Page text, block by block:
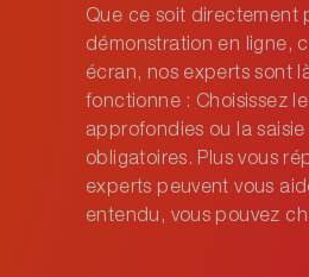
Que ce soit directement
démonstration en ligne,
écran, nos experts sont
fonctionne : Choisissez
approfondies ou la
obligatoires. Plus vous
experts peuvent vous
entendu, vous pouvez